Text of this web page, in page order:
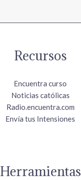
Recursos
Encuentra curso
Noticias católicas
Radio.encuentra.com
Envía tus Intensiones
Herramientas